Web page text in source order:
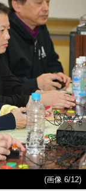
(画像 6/12)